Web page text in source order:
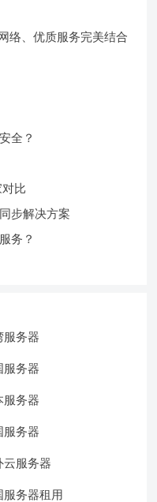
络、优质服务完美结合
全？
比
步解决方案
务？
服务器
服务器
服务器
服务器
云服务器
服务器租用